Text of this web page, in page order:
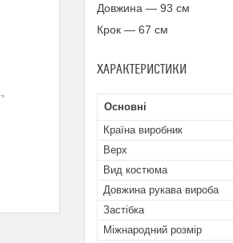
Довжина — 93 см
Крок — 67 см
ХАРАКТЕРИСТИКИ
Основні
Країна виробник
Верх
Вид костюма
Довжина рукава вироба
Застібка
Міжнародний розмір